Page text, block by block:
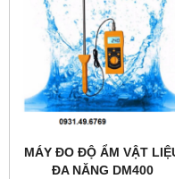
MÁY ĐO ĐỘ ẨM VẬT
ĐA NĂNG DM400